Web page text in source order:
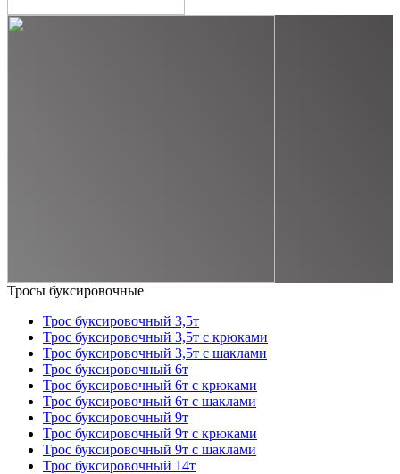
Тросы буксировочные
Трос буксировочный 3,5т
Трос буксировочный 3,5т с крюками
Трос буксировочный 3,5т с шаклами
Трос буксировочный 6т
Трос буксировочный 6т с крюками
Трос буксировочный 6т с шаклами
Трос буксировочный 9т
Трос буксировочный 9т с крюками
Трос буксировочный 9т с шаклами
Трос буксировочный 14т